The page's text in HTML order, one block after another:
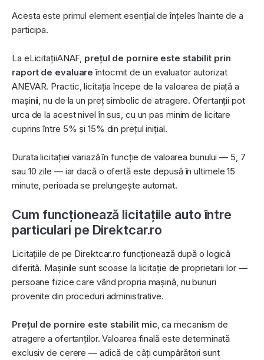
Acesta este primul element esențial de înțeles înainte de a
participa.
La eLicitațiiANAF, prețul de pornire este stabilit prin
raport de evaluare întocmit de un evaluator autorizat
ANEVAR. Practic, licitația începe de la valoarea de piață a
mașinii, nu de la un preț simbolic de atragere. Ofertanții pot
urca de la acest nivel în sus, cu un pas minim de licitare
cuprins între 5% și 15% din prețul inițial.
Durata licitației variază în funcție de valoarea bunului — 5, 7
sau 10 zile — iar dacă o ofertă este depusă în ultimele 15
minute, perioada se prelungește automat.
Cum funcționează licitațiile auto între
particulari pe Direktcar.ro
Licitațiile de pe Direktcar.ro funcționează după o logică
diferită. Mașinile sunt scoase la licitație de proprietarii lor —
persoane fizice care vând propria mașină, nu bunuri
provenite din proceduri administrative.
Prețul de pornire este stabilit mic, ca mecanism de
atragere a ofertanților. Valoarea finală este determinată
exclusiv de cerere — adică de câți cumpărători sunt